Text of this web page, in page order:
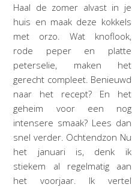
Haal de zomer alvast in je
huis en maak deze kokkels
met orzo. Wat knoflook,
rode peper en platte
peterselie, maken het
gerecht compleet. Benieuwd
naar het recept? En het
geheim voor een nog
intensere smaak? Lees dan
snel verder. Ochtendzon Nu
het januari is, denk ik
stiekem al regelmatig aan
het voorjaar. Ik vertel